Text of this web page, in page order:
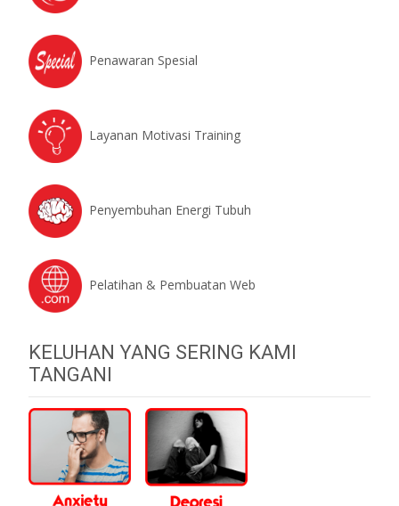
Penawaran Spesial
Layanan Motivasi Training
Penyembuhan Energi Tubuh
Pelatihan & Pembuatan Web
KELUHAN YANG SERING KAMI
TANGANI